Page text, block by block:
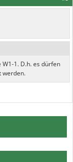
1. D.h. es dürfen
werden.